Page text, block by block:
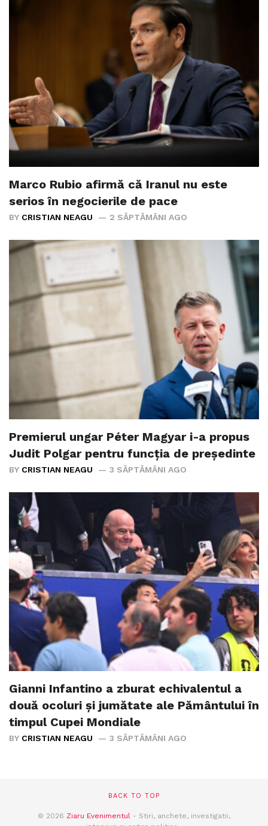
Marco Rubio afirmă că Iranul nu este
serios în negocierile de pace
BY CRISTIAN NEAGU 2 SĂPTĂMÂNI AGO
Premierul ungar Péter Magyar i-a propus
Judit Polgar pentru funcția de președinte
BY CRISTIAN NEAGU 3 SĂPTĂMÂNI AGO
Gianni Infantino a zburat echivalentul a
două ocoluri și jumătate ale Pământului în
timpul Cupei Mondiale
BY CRISTIAN NEAGU 3 SĂPTĂMÂNI AGO
BACK TO TOP
© 2026 Ziaru Evenimentul - Stiri, anchete, investigatii,